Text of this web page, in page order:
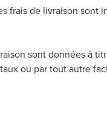
frais de livraison sont
sont données à
ou par tout autre